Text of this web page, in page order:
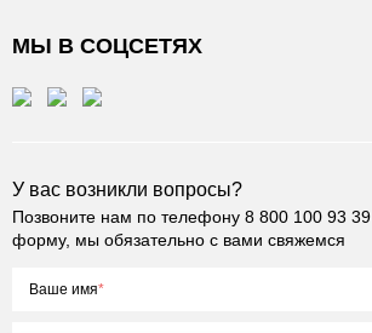
МЫ В СОЦСЕТЯХ
У вас возникли вопросы?
Позвоните нам по телефону 8 800 100 93 39
форму, мы обязательно с вами свяжемся
Ваше имя